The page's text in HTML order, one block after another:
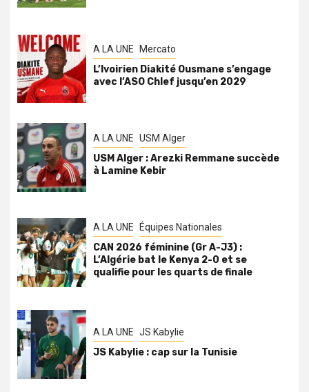
A LA UNE Mercato
L’Ivoirien Diakité Ousmane s’engage
avec l’ASO Chlef jusqu’en 2029
A LA UNE USM Alger
USM Alger : Arezki Remmane succède
à Lamine Kebir
A LA UNE Équipes Nationales
CAN 2026 féminine (Gr A-J3) :
L’Algérie bat le Kenya 2-0 et se
qualifie pour les quarts de finale
A LA UNE JS Kabylie
JS Kabylie : cap sur la Tunisie